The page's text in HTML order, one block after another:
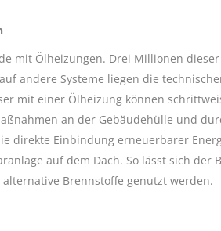
mit Ölheizungen. Drei Millionen
andere Systeme liegen die
mit einer Ölheizung können
an der Gebäudehülle und
direkte Einbindung erneuerbarer
auf dem Dach. So lässt sich
Brennstoffe genutzt werden.